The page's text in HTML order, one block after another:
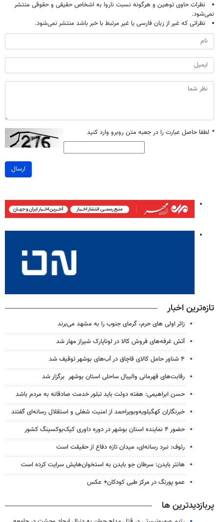
نظرات حاوی توهین و هرگونه نسبت ناروا به اشخاص حقیقی و حقوقی منتشر
نمی‌شود.
نظراتی که غیر از زبان فارسی یا غیر مرتبط با خبر باشد منتشر نمی‌شود.
* لطفا حاصل عبارت را در جعبه متن روبرو وارد کنید
ارسال
تازه‌ترین اخبار
زائر اولی های حرم، گرمای جنوب را به مشهد می‌برند
آتش غرفه‌های فروش کالا در لوناپارک شیراز مهار شد
۴ شناور حامل کالای قاچاق در آب‌های بوشهر توقیف شد
رقابت‌های قهرمانی والیبال ساحلی استان بوشهر برگزار شد
حسن ابراهیمی: هفته دولت باید تبلور خدمت صادقانه به مردم باشد
خبرنگاران کهگیلویه‌وبویراحمد از امنیت شغلی و استقلال رسانه‌ای گفتند
حضور ۴ نماینده استان بوشهر در دوره داوری کیک‌بوکسینگ کشور
رئوف: نبرد رسانه‌ای، میدان تازه دفاع از حقیقت است
هانتر بایدن: سرطان جو بایدن به استخوان‌هایش سرایت کرده است
عمو پورنگ در مرکز طبی کودکان+ عکس
پربازدیدترین ها